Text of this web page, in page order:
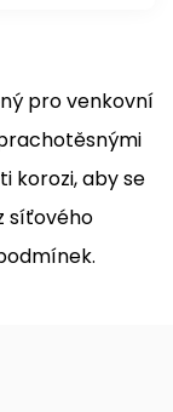
pro venkovní
korozi, aby se
síťového